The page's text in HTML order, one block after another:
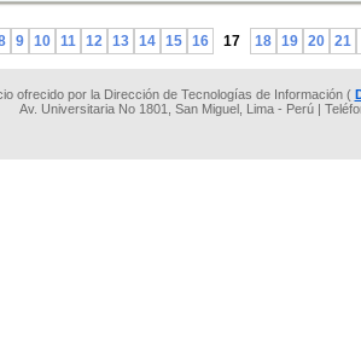
9 10 11 12 13 14 15 16 17 18 19 20 21
ofrecido por la Dirección de Tecnologías de Información (
Av. Universitaria No 1801, San Miguel, Lima - Perú |